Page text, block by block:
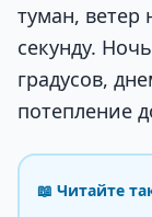
туман, ветер
секунду.
градусов,
потепление
📖 Читайте